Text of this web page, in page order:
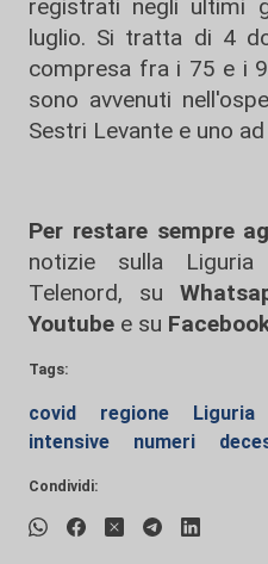
registrati negli
luglio. Si tratta di 4
compresa fra i 75 e i
sono avvenuti
Sestri Levante e uno
Per restare sempre
notizie sulla
Telenord, su
Youtube e su
Tags:
covid regione Liguria
intensive
numeri
Condividi: